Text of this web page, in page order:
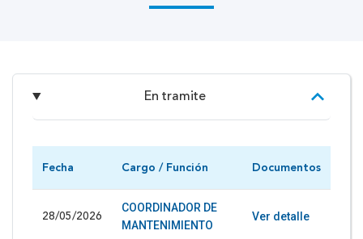
En tramite
Fecha Cargo / Función Documentos
28/05/2026
COORDINADOR DE
MANTENIMIENTO
Ver detalle